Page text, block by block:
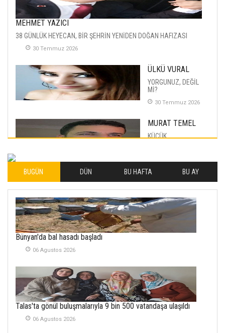
MEHMET YAZICI
38 GÜNLÜK HEYECAN, BİR ŞEHRİN YENİDEN DOĞAN HAFIZASI
30 Temmuz 2026
ÜLKÜ VURAL
YORGUNUZ, DEĞİL
Mİ?
30 Temmuz 2026
MURAT TEMEL
KÜÇÜK
İLHAN YILMAZ
SOFRADA AYRIMCILIK
VAR
26 Subat 2026
METİN ERTEM
21 Haziran 2026
SEMRA ŞAHİN
KENDİNE UYANMAK
BUGÜN DÜN BU HAFTA BU AY
Bünyan'da bal hasadı başladı
06 Agustos 2026
Talas'ta gönül buluşmalarıyla 9 bin 500 vatandaşa ulaşıldı
06 Agustos 2026